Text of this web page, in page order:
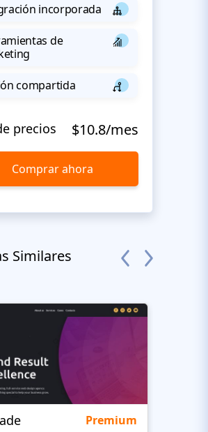
incorporada
de
compartida
precios $10.8/mes
Comprar ahora
Similares
Premium